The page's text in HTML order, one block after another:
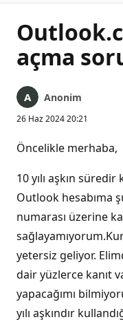
açma
Anonim
26 Haz 2024 20:21
Öncelikle merhaba,
10 yılı aşkın
Outlook hesabıma
numarası üzerine
yetersiz geliyor.
dair yüzlerce kanıt
yapacağımı
yılı aşkındır